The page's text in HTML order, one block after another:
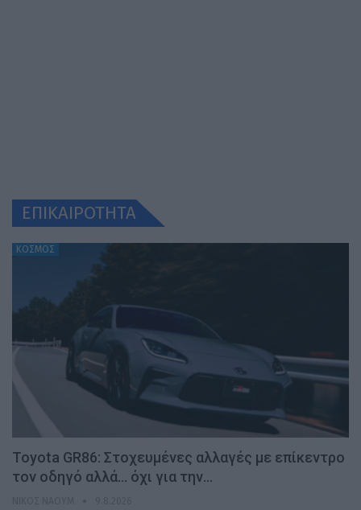
ΕΠΙΚΑΙΡΟΤΗΤΑ
ΚΟΣΜΟΣ
Toyota GR86: Στοχευμένες αλλαγές με επίκεντρο
τον οδηγό αλλά… όχι για την…